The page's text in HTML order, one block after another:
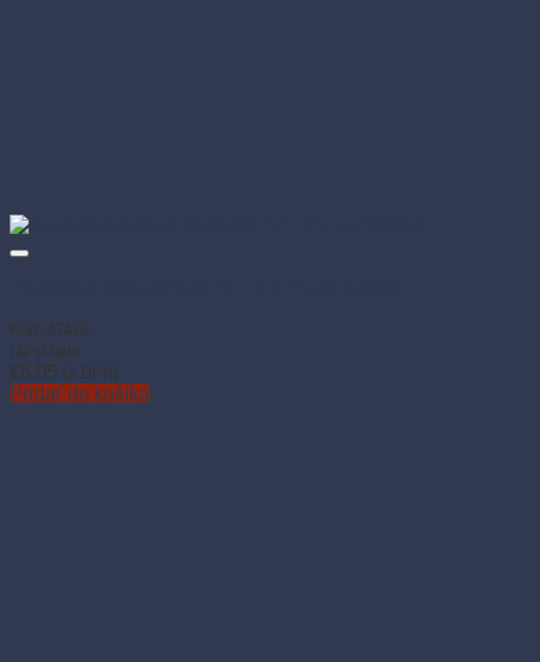
Kód: 47426
Na sklade
€6.05 (s DPH)
Pridať do košíka